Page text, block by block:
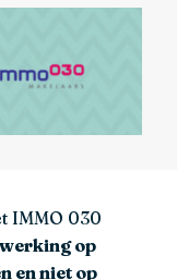
IMMO 030
op
en niet op